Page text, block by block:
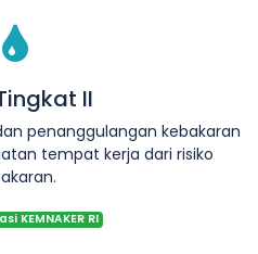
II
penanggulangan kebakaran
tempat kerja dari risiko
KEMNAKER RI